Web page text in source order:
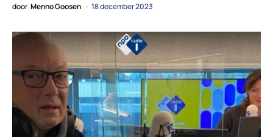
door Menno Goosen 18 december 2023